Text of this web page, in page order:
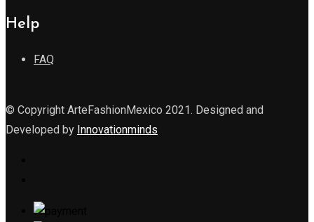
Help
FAQ
© Copyright ArteFashionMexico 2021. Designed and
Developed by Innovationminds